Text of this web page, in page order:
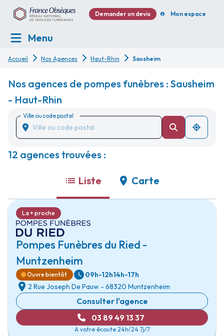
Demander un devis Mon espace
Menu
Accueil Nos Agences Haut-Rhin Sausheim
Nos agences de pompes funèbres : Sausheim
- Haut-Rhin
Ville ou code postal
12 agences trouvées :
Liste Carte
Pompes Funèbres du Ried -
Muntzenheim
La + proche
Ouvre bientôt 09h-12h14h-17h
2 Rue Joseph De Pauw - 68320 Muntzenheim
Consulter l'agence
03 89 49 13 37
A votre écoute 24h/24 7j/7